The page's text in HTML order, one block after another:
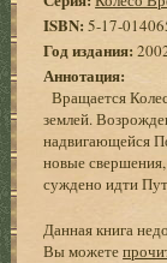
ISBN: 5-17-
Год издания:
Аннотация:
Вращается
землей.
надвигающейся
новые
суждено идти
Данная книга
Вы можете